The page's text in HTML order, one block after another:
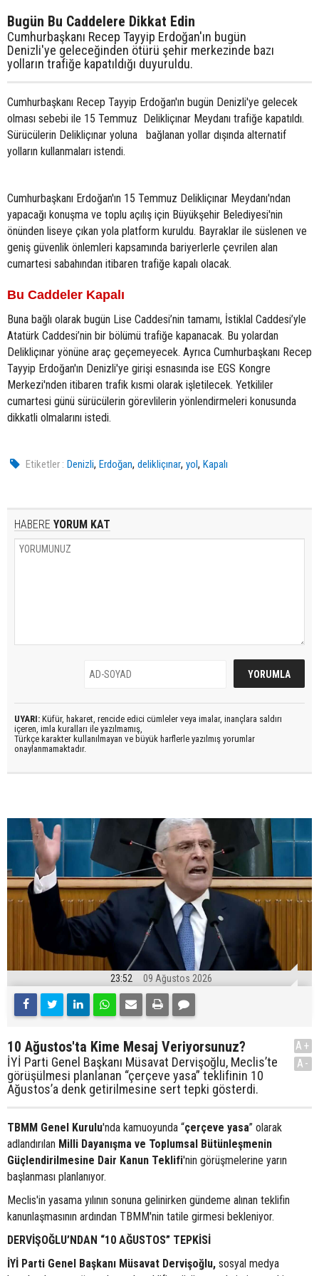
Bugün Bu Caddelere Dikkat Edin
Cumhurbaşkanı Recep Tayyip Erdoğan'ın bugün
Denizli'ye geleceğinden ötürü şehir merkezinde bazı
yolların trafiğe kapatıldığı duyuruldu.
Cumhurbaşkanı Recep Tayyip Erdoğan'ın bugün Denizli'ye gelecek
olması sebebi ile 15 Temmuz Delikliçınar Meydanı trafiğe kapatıldı.
Sürücülerin Delikliçınar yoluna bağlanan yollar dışında alternatif
yolların kullanmaları istendi.
Cumhurbaşkanı Erdoğan'ın 15 Temmuz Delikliçınar Meydanı'ndan
yapacağı konuşma ve toplu açılış için Büyükşehir Belediyesi'nin
önünden liseye çıkan yola platform kuruldu. Bayraklar ile süslenen ve
geniş güvenlik önlemleri kapsamında bariyerlerle çevrilen alan
cumartesi sabahından itibaren trafiğe kapalı olacak.
Bu Caddeler Kapalı
Buna bağlı olarak bugün Lise Caddesi’nin tamamı, İstiklal Caddesi’yle
Atatürk Caddesi’nin bir bölümü trafiğe kapanacak. Bu yolardan
Delikliçınar yönüne araç geçemeyecek. Ayrıca Cumhurbaşkanı Recep
Tayyip Erdoğan'ın Denizli'ye girişi esnasında ise EGS Kongre
Merkezi'nden itibaren trafik kısmi olarak işletilecek. Yetkililer
cumartesi günü sürücülerin görevlilerin yönlendirmeleri konusunda
dikkatli olmalarını istedi.
Etiketler : Denizli,Erdoğan,delikliçınar,yol,Kapalı
HABERE YORUM KAT
UYARI: Küfür, hakaret, rencide edici cümleler veya imalar, inançlara saldırı
içeren, imla kuralları ile yazılmamış,
Türkçe karakter kullanılmayan ve büyük harflerle yazılmış yorumlar
onaylanmamaktadır.
23:52 09 Ağustos 2026
10 Ağustos'ta Kime Mesaj Veriyorsunuz?
İYİ Parti Genel Başkanı Müsavat Dervişoğlu, Meclis’te
görüşülmesi planlanan “çerçeve yasa” teklifinin 10
Ağustos’a denk getirilmesine sert tepki gösterdi.
A+
A-
TBMM Genel Kurulu'nda kamuoyunda “çerçeve yasa” olarak
adlandırılan Milli Dayanışma ve Toplumsal Bütünleşmenin
Güçlendirilmesine Dair Kanun Teklifi'nin görüşmelerine yarın
başlanması planlanıyor.
Meclis'in yasama yılının sonuna gelinirken gündeme alınan teklifin
kanunlaşmasının ardından TBMM'nin tatile girmesi bekleniyor.
DERVİŞOĞLU’NDAN “10 AĞUSTOS” TEPKİSİ
İYİ Parti Genel Başkanı Müsavat Dervişoğlu, sosyal medya